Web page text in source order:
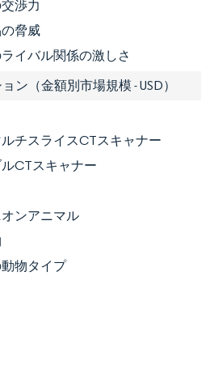
渉力
脅威
イバル関係の激しさ
ン（金額別市場規模 - USD）
チスライスCTスキャナー
CTスキャナー
ンアニマル
物タイプ